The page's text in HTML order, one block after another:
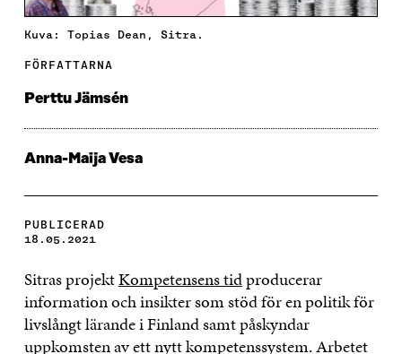
Kuva: Topias Dean, Sitra.
FÖRFATTARNA
Perttu Jämsén
Anna-Maija Vesa
PUBLICERAD
18.05.2021
Sitras projektKompetensens tidproducerar
information och insikter som stöd för en politik för
livslångt lärande i Finland samt påskyndar
uppkomsten av ett nytt kompetenssystem. Arbetet